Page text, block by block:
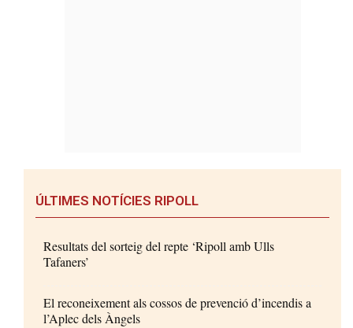
ÚLTIMES NOTÍCIES RIPOLL
Resultats del sorteig del repte ‘Ripoll amb Ulls
Tafaners’
El reconeixement als cossos de prevenció d’incendis a
l’Aplec dels Àngels